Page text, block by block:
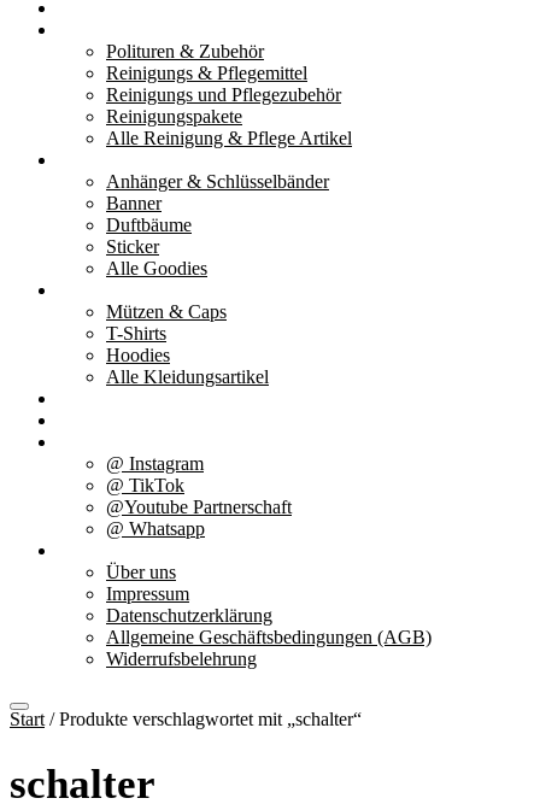
Polituren & Zubehör
Reinigungs & Pflegemittel
Reinigungs und Pflegezubehör
Reinigungspakete
Alle Reinigung & Pflege Artikel
Anhänger & Schlüsselbänder
Banner
Duftbäume
Sticker
Alle Goodies
Mützen & Caps
T-Shirts
Hoodies
Alle Kleidungsartikel
@ Instagram
@ TikTok
@Youtube Partnerschaft
@ Whatsapp
Über uns
Impressum
Datenschutzerklärung
Allgemeine Geschäftsbedingungen (AGB)
Widerrufsbelehrung
Start / Produkte verschlagwortet mit „schalter“
schalter